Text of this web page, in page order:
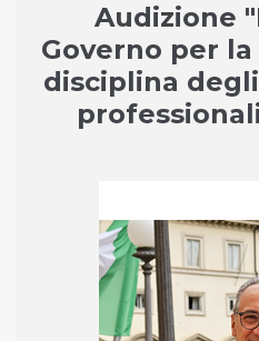
Audizione
Governo per
disciplina